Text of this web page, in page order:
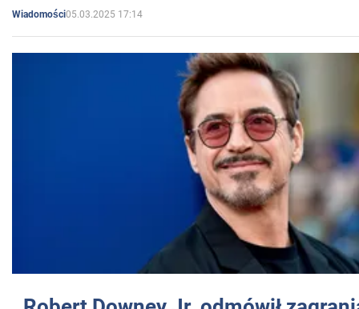
Wiadomości05.03.2025 17:14